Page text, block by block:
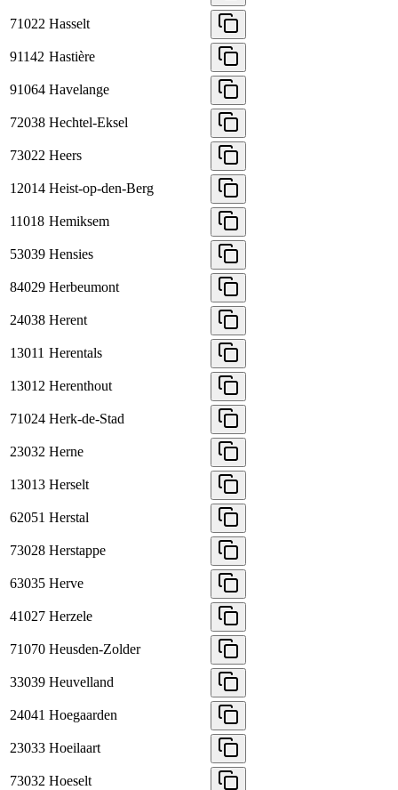
71022 Hasselt
91142 Hastière
91064 Havelange
72038 Hechtel-Eksel
73022 Heers
12014 Heist-op-den-Berg
11018 Hemiksem
53039 Hensies
84029 Herbeumont
24038 Herent
13011 Herentals
13012 Herenthout
71024 Herk-de-Stad
23032 Herne
13013 Herselt
62051 Herstal
73028 Herstappe
63035 Herve
41027 Herzele
71070 Heusden-Zolder
33039 Heuvelland
24041 Hoegaarden
23033 Hoeilaart
73032 Hoeselt